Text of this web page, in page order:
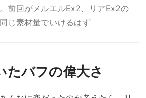
前回がメルエルEx2、リアEx2の
じ素材量でいけるはず
たバフの偉大さ